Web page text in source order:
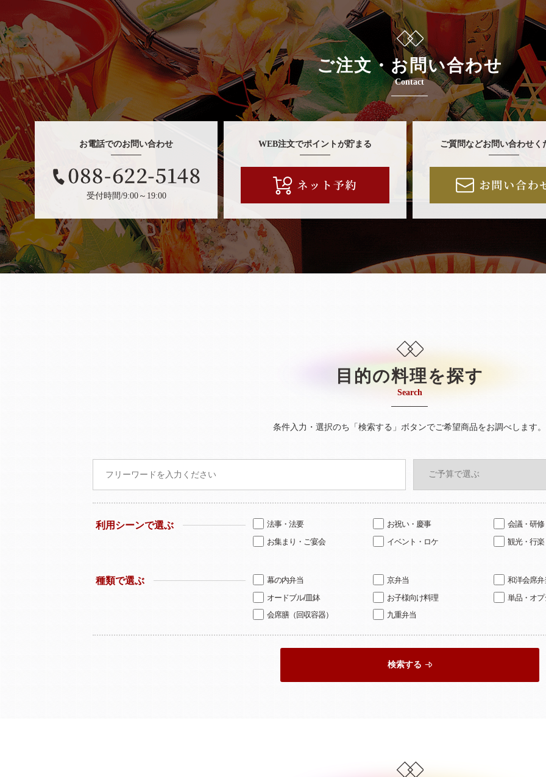
ご注文・お問い合わせ
Contact
お電話でのお問い合わせ
受付時間/9:00～19:00
WEB注文でポイントが貯まる ご質問などお問い合わせく
目的の料理を探す
Search
条件入力・選択のち「検索する」ボタンでご希望商品をお調べします。
利用シーンで選ぶ 法事・法要 お祝い・慶事
会議・研修
お集まり・ご宴会
イベント・ロケ 観光・行楽
種類で選ぶ 幕の内弁当 京弁当
和洋会席弁
オードブル/皿鉢
お子様向け料理
単品・オプ
会席膳（回収容器）
九重弁当
検索する